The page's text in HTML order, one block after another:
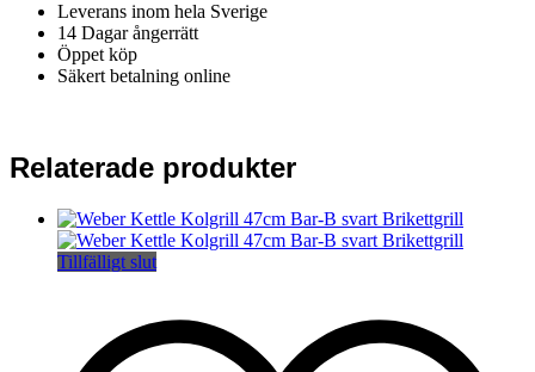
Leverans inom hela Sverige
14 Dagar ångerrätt
Öppet köp
Säkert betalning online
Relaterade produkter
Tillfälligt slut